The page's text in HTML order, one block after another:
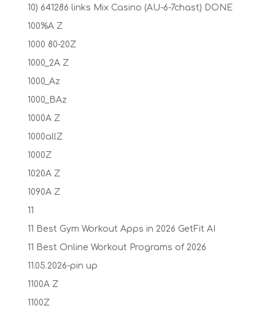
10) 641286 links Mix Casino (AU-6-7chast) DONE
100%A Z
1000 80-20Z
1000_2A Z
1000_Az
1000_BAz
1000A Z
1000allZ
1000Z
1020A Z
1090A Z
11
11 Best Gym Workout Apps in 2026 GetFit AI
11 Best Online Workout Programs of 2026
11.05.2026-pin up
1100A Z
1100Z